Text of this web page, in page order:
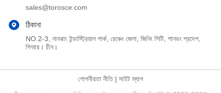
sales@torosce.com
ঠিকানা
NO.2-3, নানঝাং ইন্ডাস্ট্রিয়াল পার্ক, রেঞ্চেং জেলা, জিনিং সিটি, শানডং প্রদেশ,
পিআর। চীন।
গোপনীয়তা নীতি| সাইট ম্যাপ